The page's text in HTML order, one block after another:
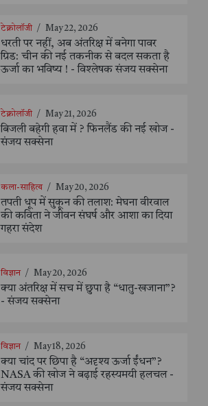
टेक्नोलॉजी / May 22, 2026
धरती पर नहीं, अब अंतरिक्ष में बनेगा पावर
ग्रिड: चीन की नई तकनीक से बदल सकता है
ऊर्जा का भविष्य ! - विश्लेषक संजय सक्सेना
टेक्नोलॉजी / May 21, 2026
बिजली बहेगी हवा में ? फिनलैंड की नई खोज -
संजय सक्सेना
कला-साहित्य / May 20, 2026
तपती धूप में सुकून की तलाश: मेघना वीरवाल
की कविता ने जीवन संघर्ष और आशा का दिया
गहरा संदेश
विज्ञान / May 20, 2026
क्या अंतरिक्ष में सच में छुपा है “धातु-खजाना”?
- संजय सक्सेना
विज्ञान / May 18, 2026
क्या चांद पर छिपा है “अदृश्य ऊर्जा ईंधन”?
NASA की खोज ने बढ़ाई रहस्यमयी हलचल -
संजय सक्सेना